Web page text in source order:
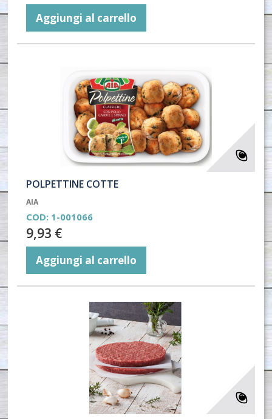
Aggiungi al carrello
POLPETTINE COTTE
AIA
COD: 1-001066
9,93 €
Aggiungi al carrello